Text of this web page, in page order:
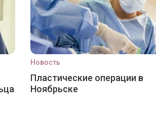
Новость
Пластические операции в
Ноябрьске